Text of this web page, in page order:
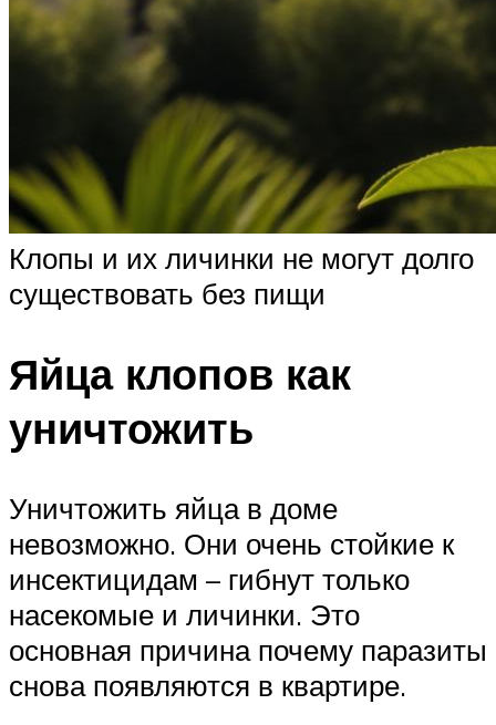
Клопы и их личинки не могут долго
существовать без пищи
Яйца клопов как
уничтожить
Уничтожить яйца в доме
невозможно. Они очень стойкие к
инсектицидам – гибнут только
насекомые и личинки. Это
основная причина почему паразиты
снова появляются в квартире.